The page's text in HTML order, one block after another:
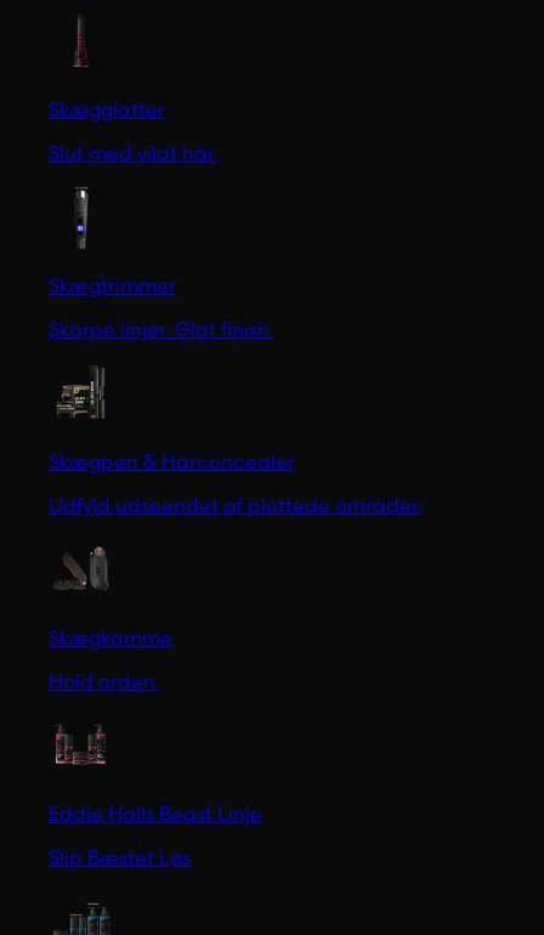
Skægglatter
Slut med vildt hår.
Skægtrimmer
Skarpe linjer. Glat finish.
Skægpen & Hårconcealer
Udfyld udseendet af plettede områder.
Skægkamme
Hold orden.
Eddie Halls Beast Linje
Slip Bæstet Løs